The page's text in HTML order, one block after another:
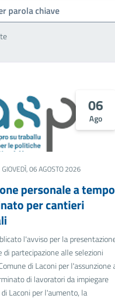
06
Ago
GIOVEDÌ, 06 AGOSTO 2026
personale a tempo
per cantieri
l'avviso per la
di partecipazione alle selezioni
di Laconi per l'assunzione
di lavoratori da impiegare
Laconi per l'aumento, la